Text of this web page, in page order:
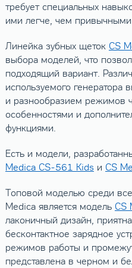
требует специальных
ими легче, чем
Линейка зубных щеток CS
выбора моделей, что
подходящий вариант.
используемого генератора
и разнообразием режимов
особенностями и
функциями.
Есть и модели,
Medica CS-561 Kids и CS
Топовой моделью среди
Medica является модель CS
лаконичный дизайн,
бесконтактное зарядное
режимов работы и
представлена в черном и